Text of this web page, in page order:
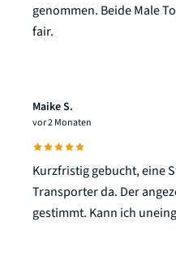
genommen. Beide Male
fair.
Maike S.
vor 2 Monaten
Kurzfristig gebucht, eine
Transporter da. Der
gestimmt. Kann ich